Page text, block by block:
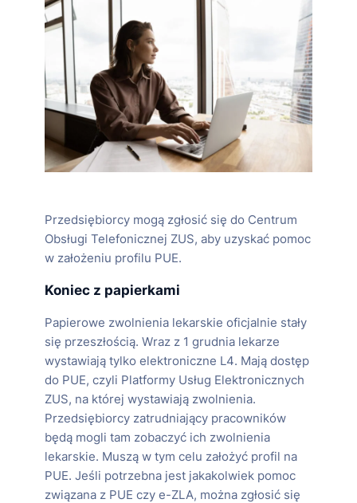
Przedsiębiorcy mogą zgłosić się do Centrum
Obsługi Telefonicznej ZUS, aby uzyskać pomoc
w założeniu profilu PUE.
Koniec z papierkami
Papierowe zwolnienia lekarskie oficjalnie stały
się przeszłością. Wraz z 1 grudnia lekarze
wystawiają tylko elektroniczne L4. Mają dostęp
do PUE, czyli Platformy Usług Elektronicznych
ZUS, na której wystawiają zwolnienia.
Przedsiębiorcy zatrudniający pracowników
będą mogli tam zobaczyć ich zwolnienia
lekarskie. Muszą w tym celu założyć profil na
PUE. Jeśli potrzebna jest jakakolwiek pomoc
związana z PUE czy e-ZLA, można zgłosić się